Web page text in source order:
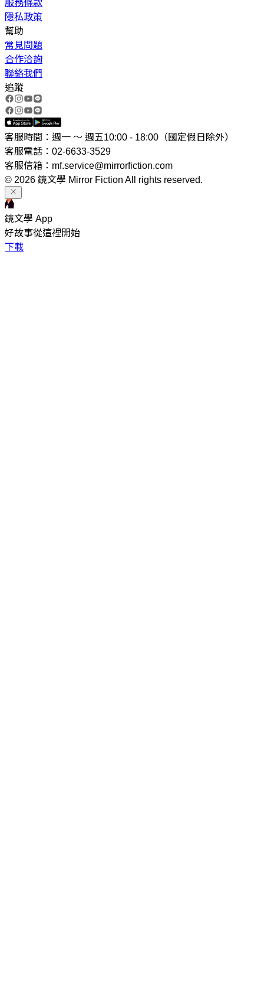
服務條款
隱私政策
幫助
常見問題
合作洽詢
聯絡我們
追蹤
客服時間：週一 ～ 週五10:00 - 18:00（國定假日除外）
客服電話：02-6633-3529
客服信箱：mf.service@mirrorfiction.com
© 2026 鏡文學 Mirror Fiction All rights reserved.
鏡文學 App
好故事從這裡開始
下載